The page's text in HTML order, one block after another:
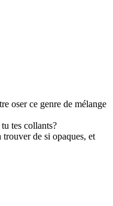
oser ce genre de mélange
tes collants?
trouver de si opaques, et